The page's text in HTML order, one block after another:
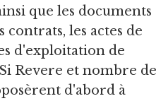
que les documents
les actes de
d'exploitation de
Revere et nombre de
d'abord à